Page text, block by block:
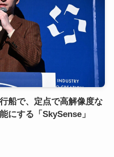
船で、定点で高解像度な
にする「SkySense」